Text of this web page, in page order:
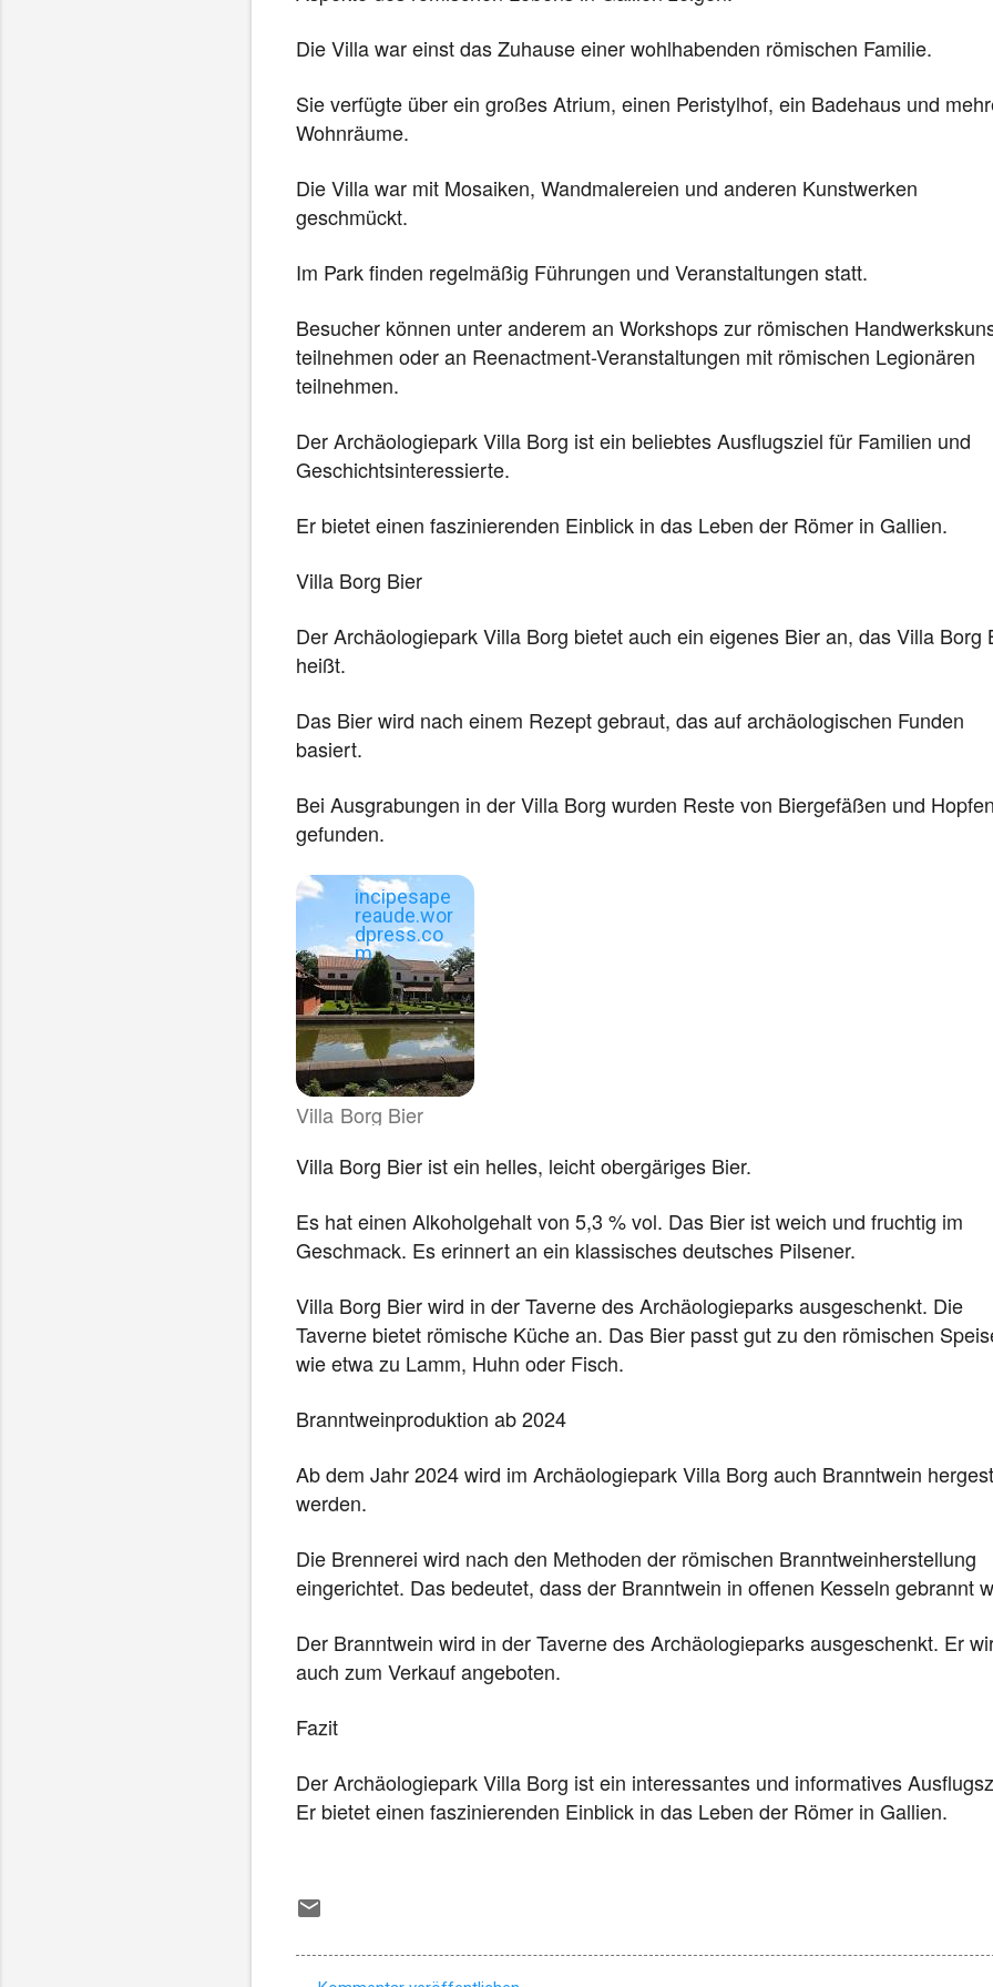
m
e
u
e
F
e
s
e
r
g
ö
f
n
t
Die Villa war einst das Zuhause einer wohlhabenden römischen Familie.
Sie verfügte über ein großes Atrium, einen Peristylhof, ein Badehaus und
Wohnräume.
Die Villa war mit Mosaiken, Wandmalereien und anderen Kunstwerken
geschmückt.
Im Park finden regelmäßig Führungen und Veranstaltungen statt.
Besucher können unter anderem an Workshops zur römischen
teilnehmen oder an Reenactment-Veranstaltungen mit römischen Legionären
teilnehmen.
Der Archäologiepark Villa Borg ist ein beliebtes Ausflugsziel für Familien und
Geschichtsinteressierte.
Er bietet einen faszinierenden Einblick in das Leben der Römer in Gallien.
Villa Borg Bier
Der Archäologiepark Villa Borg bietet auch ein eigenes Bier an, das Villa Borg
heißt.
Das Bier wird nach einem Rezept gebraut, das auf archäologischen Funden
basiert.
Bei Ausgrabungen in der Villa Borg wurden Reste von Biergefäßen und Hopfen
gefunden.
W
r
i
n
i
n
e
m
e
e
n
e
n
t
e
g
ö
f
f
t
incipesape
reaude.wor
dpress.co
m
Villa Borg Bier
Villa Borg Bier ist ein helles, leicht obergäriges Bier.
Es hat einen Alkoholgehalt von 5,3 % vol. Das Bier ist weich und fruchtig im
Geschmack. Es erinnert an ein klassisches deutsches Pilsener.
Villa Borg Bier wird in der Taverne des Archäologieparks ausgeschenkt. Die
Taverne bietet römische Küche an. Das Bier passt gut zu den römischen
wie etwa zu Lamm, Huhn oder Fisch.
Branntweinproduktion ab 2024
Ab dem Jahr 2024 wird im Archäologiepark Villa Borg auch Branntwein
werden.
Die Brennerei wird nach den Methoden der römischen Branntweinherstellung
eingerichtet. Das bedeutet, dass der Branntwein in offenen Kesseln gebrannt
Der Branntwein wird in der Taverne des Archäologieparks ausgeschenkt. Er
auch zum Verkauf angeboten.
Fazit
Der Archäologiepark Villa Borg ist ein interessantes und informatives
Er bietet einen faszinierenden Einblick in das Leben der Römer in Gallien.